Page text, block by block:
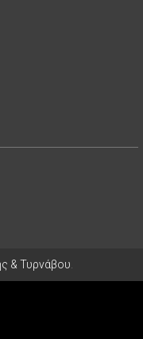
& Τυρνάβου.